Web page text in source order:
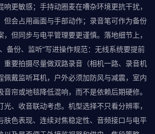
更敏感；手持动圈麦在嘈杂环境更抗干扰，
但会占用画面与手部动作；录音笔可作为备份
，但同步与电平管理要更谨慎。落地细节上，
备份、监听”写进操作规范：无线系统要提前
重要拍摄尽量做双路录音（相机一路、录音机
佩戴监听耳机，户外必须加防风与减震，室内
音帘或地毯降低混响，而不是依赖后期硬修。
、收音联动考虑。机型选择不只看分辨率，
肤色表现、连续对焦稳定性、音频接口与电平